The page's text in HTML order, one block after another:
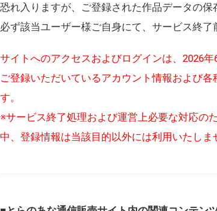
恐れ入りますが、ご登録された作品データの
必ず該当ユーザー様ご自身にて、サービス終
サイトへのアクセスおよびログインは、2026
ご登録いただいているアカウント情報および
す。
※サービス終了処理および運営上必要な対応の
中、登録情報は当該目的以外には利用いたしま